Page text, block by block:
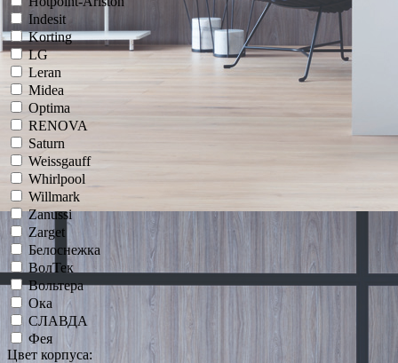
Indesit
Korting
LG
Leran
Midea
Optima
RENOVA
Saturn
Weissgauff
Whirlpool
Willmark
Zanussi
Zarget
Белоснежка
ВолТек
Вольтера
Ока
СЛАВДА
Фея
Цвет корпуса: